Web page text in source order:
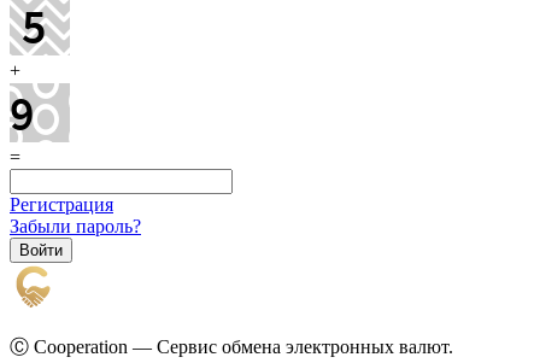
+
=
Регистрация
Забыли пароль?
Ⓒ Cooperation — Сервис обмена электронных валют.